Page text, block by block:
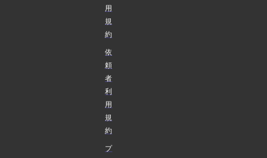
用
規
約
依
頼
者
利
用
規
約
プ